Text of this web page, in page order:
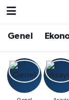
Genel